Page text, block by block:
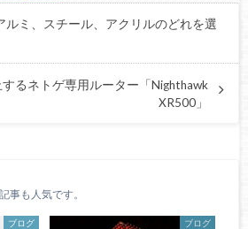
ルミ、スチール、アクリルのどれを選
るネトゲ専用ルーター「Nighthawk
XR500」
事も人気です。
ブログ ブログ